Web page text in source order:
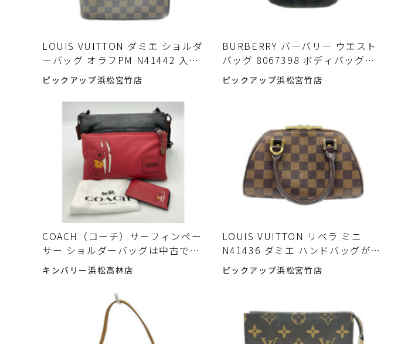
LOUIS VUITTON ダミエ ショルダ
ーバッグ オラフPM N41442 入荷
しました♪
ピックアップ浜松宮竹店
BURBERRY バーバリー ウエスト
バッグ 8067398 ボディバッグが
入荷しました！
ピックアップ浜松宮竹店
COACH（コーチ）サーフィンペー
サー ショルダーバッグは中古で買
うべき？魅力と注意点 中古で選ぶ
前に確認したいポイント
キンバリー浜松高林店
LOUIS VUITTON リベラ ミニ
N41436 ダミエ ハンドバッグが入
荷しました！
ピックアップ浜松宮竹店